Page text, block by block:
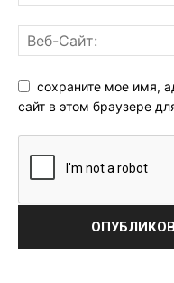
сохраните мое имя,
сайт в этом браузере